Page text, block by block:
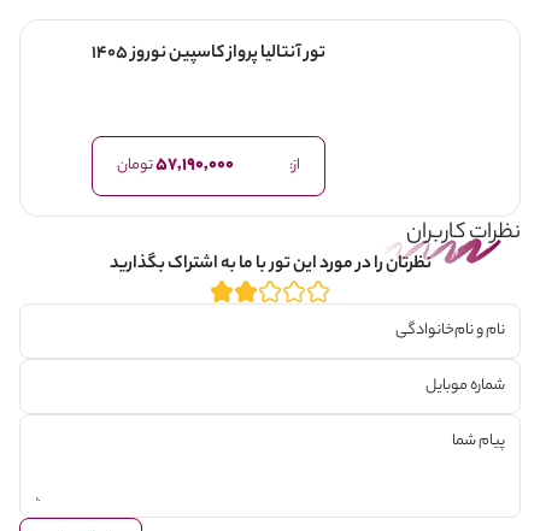
تور آنتالیا پرواز کاسپین نوروز 1405
از: 57,190,000تومان
نظرات کاربران
نظرتان را در مورد این تور با ما به اشتراک بگذارید